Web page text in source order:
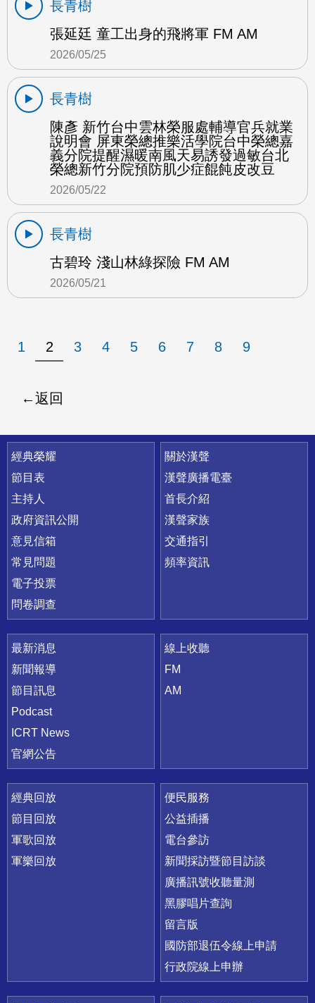
長青樹
張延廷 童工出身的飛將軍 FM AM
2026/05/25
長青樹
陳彥 新竹台中雲林榮服處輔導官兵就業
說明會 屏東榮總推樂活學院台中榮總嘉
義分院提醒濕暖南風天易誘發過敏台北
榮總新竹分院預防肌少症餛飩皮改豆
2026/05/22
長青樹
古碧玲 淺山林綠探險 FM AM
2026/05/21
1 2 3 4 5 6 7 8 9
返回
快速連結
經典榮耀
節目表
主持人
政府資訊公開
意見信箱
常見問題
電子投票
問卷調查
關於漢聲
漢聲廣播電臺
首長介紹
漢聲家族
交通指引
頻率資訊
最新消息
新聞報導
節目訊息
Podcast
ICRT News
官網公告
線上收聽
FM
AM
經典回放
節目回放
軍歌回放
軍樂回放
便民服務
公益插播
電台參訪
新聞採訪暨節目訪談
廣播訊號收聽量測
黑膠唱片查詢
留言版
國防部退伍令線上申請
行政院線上申辦